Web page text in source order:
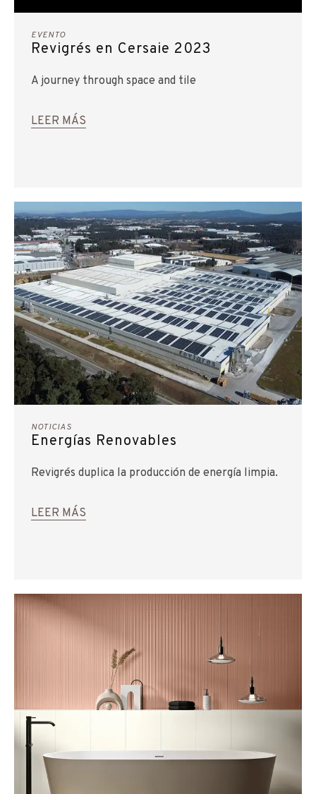
EVENTO
Revigrés en Cersaie 2023
A journey through space and tile
LEER MÁS
NOTICIAS
Energías Renovables
Revigrés duplica la producción de energía limpia.
LEER MÁS